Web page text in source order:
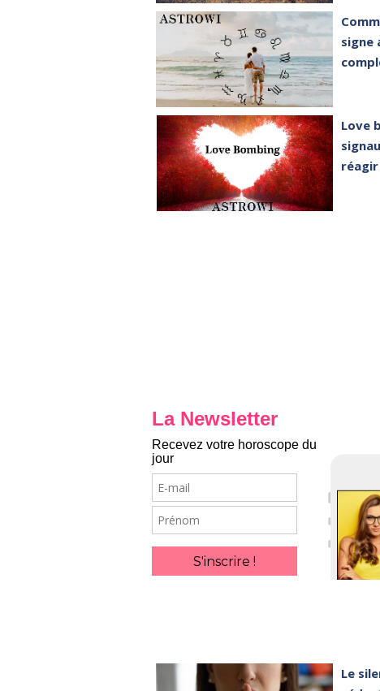
signe
Love
réagir
La Newsletter
Recevez votre horoscope du
jour
E-
mail
Prénom
S'inscrire !
Le